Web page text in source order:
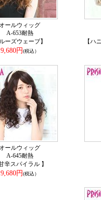
オールウィッグ
A-653耐熱
ルーズウェーブ】
9,680円(税込）
【ハ
オールウィッグ
A-645耐熱
甘辛スパイラル 】
9,680円(税込）